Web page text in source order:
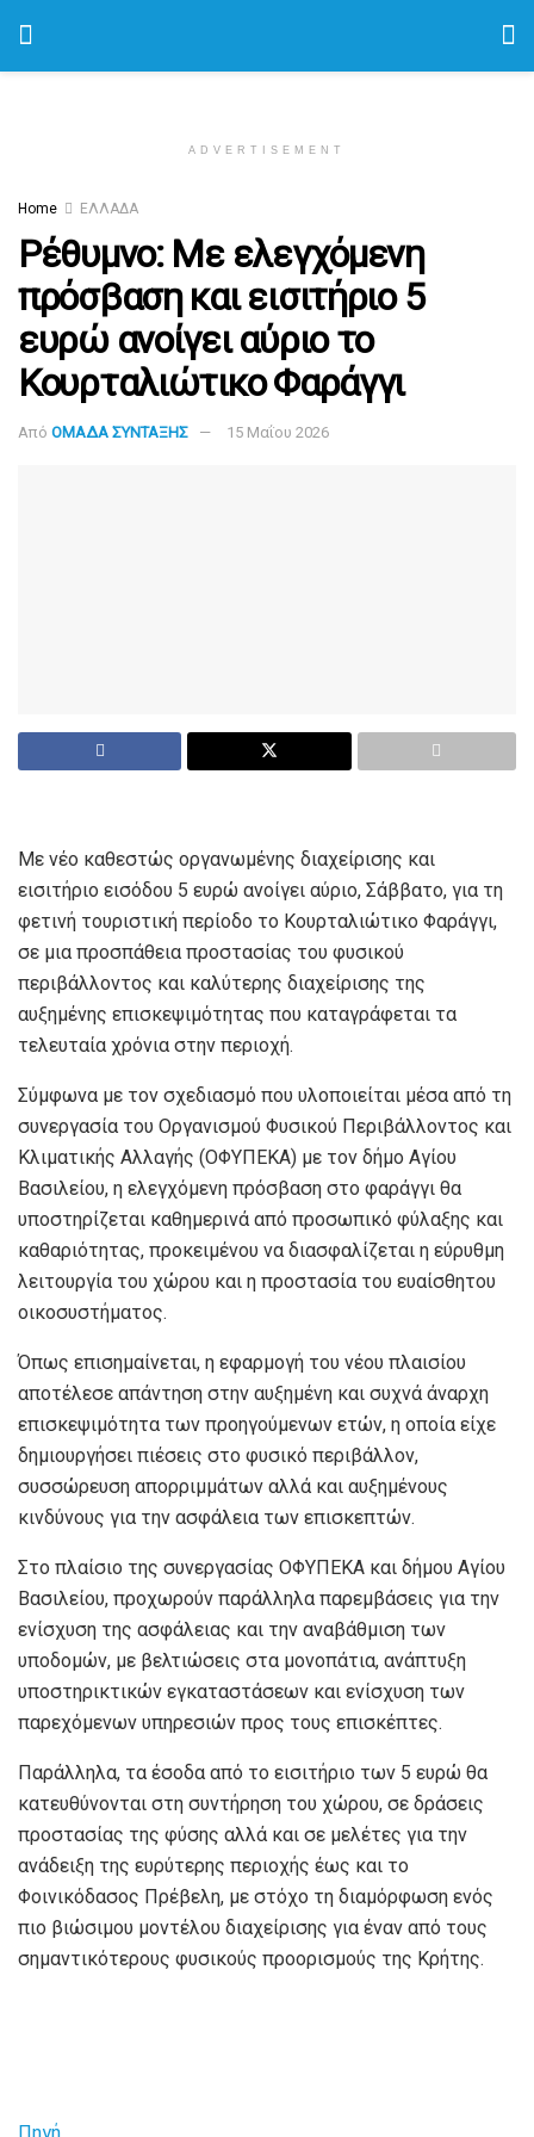
ADVERTISEMENT
Home ΕΛΛΑΔΑ
Ρέθυμνο: Με ελεγχόμενη
πρόσβαση και εισιτήριο 5
ευρώ ανοίγει αύριο το
Κουρταλιώτικο Φαράγγι
Από ΟΜΑΔΑ ΣΥΝΤΑΞΗΣ 15 Μαΐου 2026
Με νέο καθεστώς οργανωμένης διαχείρισης και
εισιτήριο εισόδου 5 ευρώ ανοίγει αύριο, Σάββατο, για τη
φετινή τουριστική περίοδο το Κουρταλιώτικο Φαράγγι,
σε μια προσπάθεια προστασίας του φυσικού
περιβάλλοντος και καλύτερης διαχείρισης της
αυξημένης επισκεψιμότητας που καταγράφεται τα
τελευταία χρόνια στην περιοχή.
Σύμφωνα με τον σχεδιασμό που υλοποιείται μέσα από τη
συνεργασία του Οργανισμού Φυσικού Περιβάλλοντος και
Κλιματικής Αλλαγής (ΟΦΥΠΕΚΑ) με τον δήμο Αγίου
Βασιλείου, η ελεγχόμενη πρόσβαση στο φαράγγι θα
υποστηρίζεται καθημερινά από προσωπικό φύλαξης και
καθαριότητας, προκειμένου να διασφαλίζεται η εύρυθμη
λειτουργία του χώρου και η προστασία του ευαίσθητου
οικοσυστήματος.
Όπως επισημαίνεται, η εφαρμογή του νέου πλαισίου
αποτέλεσε απάντηση στην αυξημένη και συχνά άναρχη
επισκεψιμότητα των προηγούμενων ετών, η οποία είχε
δημιουργήσει πιέσεις στο φυσικό περιβάλλον,
συσσώρευση απορριμμάτων αλλά και αυξημένους
κινδύνους για την ασφάλεια των επισκεπτών.
Στο πλαίσιο της συνεργασίας ΟΦΥΠΕΚΑ και δήμου Αγίου
Βασιλείου, προχωρούν παράλληλα παρεμβάσεις για την
ενίσχυση της ασφάλειας και την αναβάθμιση των
υποδομών, με βελτιώσεις στα μονοπάτια, ανάπτυξη
υποστηρικτικών εγκαταστάσεων και ενίσχυση των
παρεχόμενων υπηρεσιών προς τους επισκέπτες.
Παράλληλα, τα έσοδα από το εισιτήριο των 5 ευρώ θα
κατευθύνονται στη συντήρηση του χώρου, σε δράσεις
προστασίας της φύσης αλλά και σε μελέτες για την
ανάδειξη της ευρύτερης περιοχής έως και το
Φοινικόδασος Πρέβελη, με στόχο τη διαμόρφωση ενός
πιο βιώσιμου μοντέλου διαχείρισης για έναν από τους
σημαντικότερους φυσικούς προορισμούς της Κρήτης.